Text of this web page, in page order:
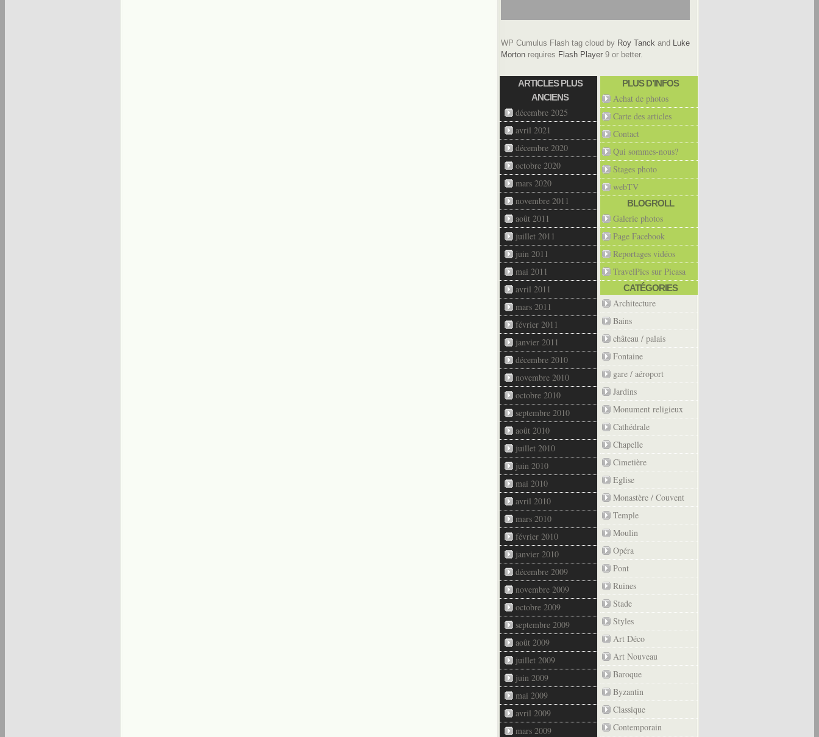
WP Cumulus Flash tag cloud by Roy Tanck and Luke
Morton requires Flash Player 9 or better.
ARTICLES PLUS
ANCIENS
décembre 2025
avril 2021
décembre 2020
octobre 2020
mars 2020
novembre 2011
août 2011
juillet 2011
juin 2011
mai 2011
avril 2011
mars 2011
février 2011
janvier 2011
décembre 2010
novembre 2010
octobre 2010
septembre 2010
août 2010
juillet 2010
juin 2010
mai 2010
avril 2010
mars 2010
février 2010
janvier 2010
décembre 2009
novembre 2009
octobre 2009
septembre 2009
août 2009
juillet 2009
juin 2009
mai 2009
avril 2009
mars 2009
PLUS D’INFOS
Achat de photos
Carte des articles
Contact
Qui sommes-nous?
Stages photo
webTV
BLOGROLL
Galerie photos
Page Facebook
Reportages vidéos
TravelPics sur Picasa
CATÉGORIES
Architecture
Bains
château / palais
Fontaine
gare / aéroport
Jardins
Monument religieux
Cathédrale
Chapelle
Cimetière
Eglise
Monastère / Couvent
Temple
Moulin
Opéra
Pont
Ruines
Stade
Styles
Art Déco
Art Nouveau
Baroque
Byzantin
Classique
Contemporain